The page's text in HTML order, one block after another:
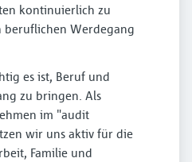
kontinuierlich zu
Werdegang
es ist, Beruf und
zu bringen. Als
im "audit
wir uns aktiv für die
Familie und